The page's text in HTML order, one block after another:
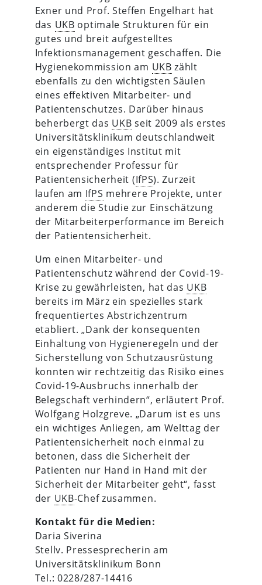
Exner und Prof. Steffen Engelhart hat
das UKB optimale Strukturen für ein
gutes und breit aufgestelltes
Infektionsmanagement geschaffen. Die
Hygienekommission am UKB zählt
ebenfalls zu den wichtigsten Säulen
eines effektiven Mitarbeiter- und
Patientenschutzes. Darüber hinaus
beherbergt das UKB seit 2009 als erstes
Universitätsklinikum deutschlandweit
ein eigenständiges Institut mit
entsprechender Professur für
Patientensicherheit (IfPS). Zurzeit
laufen am IfPS mehrere Projekte, unter
anderem die Studie zur Einschätzung
der Mitarbeiterperformance im Bereich
der Patientensicherheit.
Um einen Mitarbeiter- und
Patientenschutz während der Covid-19-
Krise zu gewährleisten, hat das UKB
bereits im März ein spezielles stark
frequentiertes Abstrichzentrum
etabliert. „Dank der konsequenten
Einhaltung von Hygieneregeln und der
Sicherstellung von Schutzausrüstung
konnten wir rechtzeitig das Risiko eines
Covid-19-Ausbruchs innerhalb der
Belegschaft verhindern“, erläutert Prof.
Wolfgang Holzgreve. „Darum ist es uns
ein wichtiges Anliegen, am Welttag der
Patientensicherheit noch einmal zu
betonen, dass die Sicherheit der
Patienten nur Hand in Hand mit der
Sicherheit der Mitarbeiter geht“, fasst
der UKB-Chef zusammen.
Kontakt für die Medien:
Daria Siverina
Stellv. Pressesprecherin am
Universitätsklinikum Bonn
Tel.: 0228/287-14416